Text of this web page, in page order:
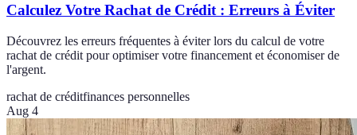
Calculez Votre Rachat de Crédit : Erreurs à Éviter
Découvrez les erreurs fréquentes à éviter lors du calcul de votre
rachat de crédit pour optimiser votre financement et économiser de
l'argent.
rachat de créditfinances personnelles
Aug 4